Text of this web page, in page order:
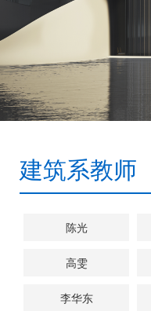
建筑系教师
陈光
高雯
李华东